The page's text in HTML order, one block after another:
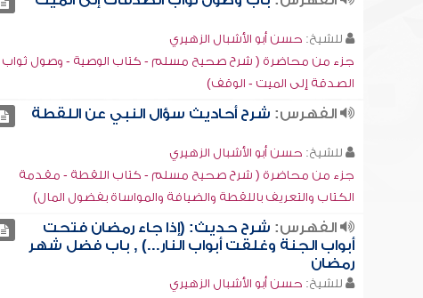
للشيخ: حسن أبو الأشبال الزهيري
جزء من محاضرة ( شرح صحيح مسلم - كتاب الوصية - وصول ثواب
الصدقة إلى الميت - الوقف)
الفهرس: شرح أحاديث سؤال النبي عن اللقطة
للشيخ: حسن أبو الأشبال الزهيري
جزء من محاضرة ( شرح صحيح مسلم - كتاب اللقطة - مقدمة
الكتاب والتعريف باللقطة والضيافة والمواساة بفضول المال)
الفهرس: شرح حديث: (إذا جاء رمضان فتحت
أبواب الجنة وغلقت أبواب النار...) , باب فضل شهر
رمضان
للشيخ: حسن أبو الأشبال الزهيري